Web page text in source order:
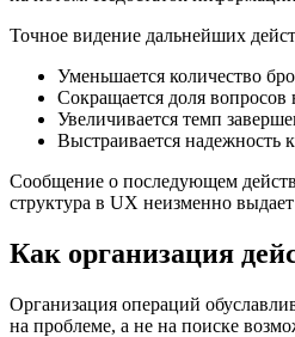
Точное видение дальнейших
Уменьшается количество
Сокращается доля
Увеличивается темп
Выстраивается надежность
Сообщение о последующем
структура в UX неизменно
Как организация
Организация операций
на проблеме, а не на поиске